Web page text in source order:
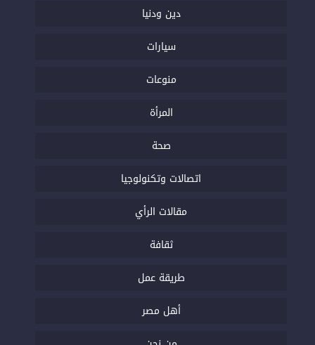
دين ودنيا
سيارات
منوعات
المرأة
صحة
اتصالات وتكنولوجيا
مقالات الرأي
ثقافة
طريقة عمل
أهل مصر